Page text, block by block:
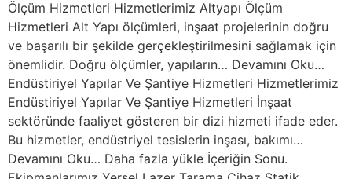
Ölçüm Hizmetleri Hizmetlerimiz Altyapı Ölçüm
Hizmetleri Alt Yapı ölçümleri, inşaat projelerinin doğru
ve başarılı bir şekilde gerçekleştirilmesini sağlamak için
önemlidir. Doğru ölçümler, yapıların… Devamını Oku…
Endüstiriyel Yapılar Ve Şantiye Hizmetleri Hizmetlerimiz
Endüstiriyel Yapılar Ve Şantiye Hizmetleri İnşaat
sektöründe faaliyet gösteren bir dizi hizmeti ifade eder.
Bu hizmetler, endüstriyel tesislerin inşası, bakımı…
Devamını Oku… Daha fazla yükle İçeriğin Sonu.